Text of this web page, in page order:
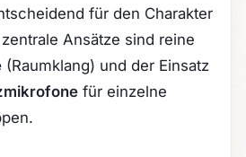
für den Charakter
Ansätze sind reine
(Raumklang) und der Einsatz
für einzelne